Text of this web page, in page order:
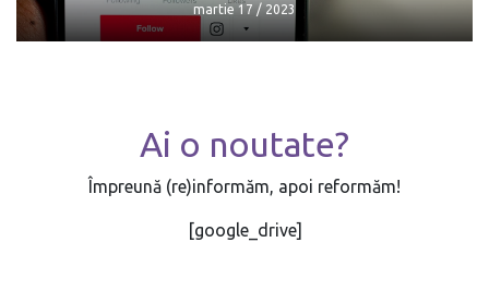
martie 17 / 2023
Aplicaţia TikTok, interzisă pe
telefoanele mobile ale ...
martie 17 / 2023
Ai o noutate?
Împreună (re)informăm, apoi reformăm!
[google_drive]